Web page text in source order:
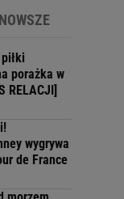
porażka w
RELACJI]
wygrywa
de France